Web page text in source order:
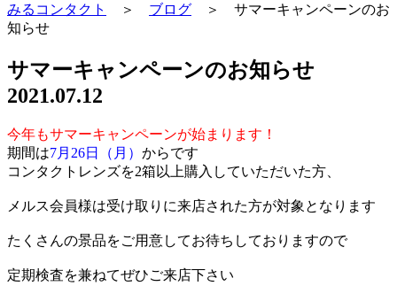
みるコンタクト ＞ ブログ ＞ サマーキャンペーンのお
知らせ
サマーキャンペーンのお知らせ
2021.07.12
今年もサマーキャンペーンが始まります！
期間は7月26日（月） からです
コンタクトレンズを2箱以上購入していただいた方、
メルス会員様は受け取りに来店された方が対象となります
たくさんの景品をご用意してお待ちしておりますので
定期検査を兼ねてぜひご来店下さい